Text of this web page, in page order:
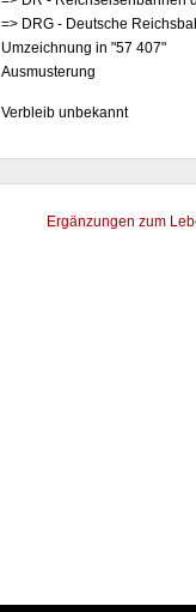
=> DRG - Deutsche
Umzeichnung in "57 407"
Ausmusterung
Verbleib unbekannt
Ergänzungen zum